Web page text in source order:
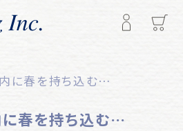
に春を持ち込む…
春を持ち込む…